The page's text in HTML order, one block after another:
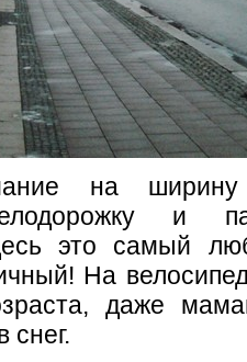
на ширину
и
это самый
На
даже
снег.